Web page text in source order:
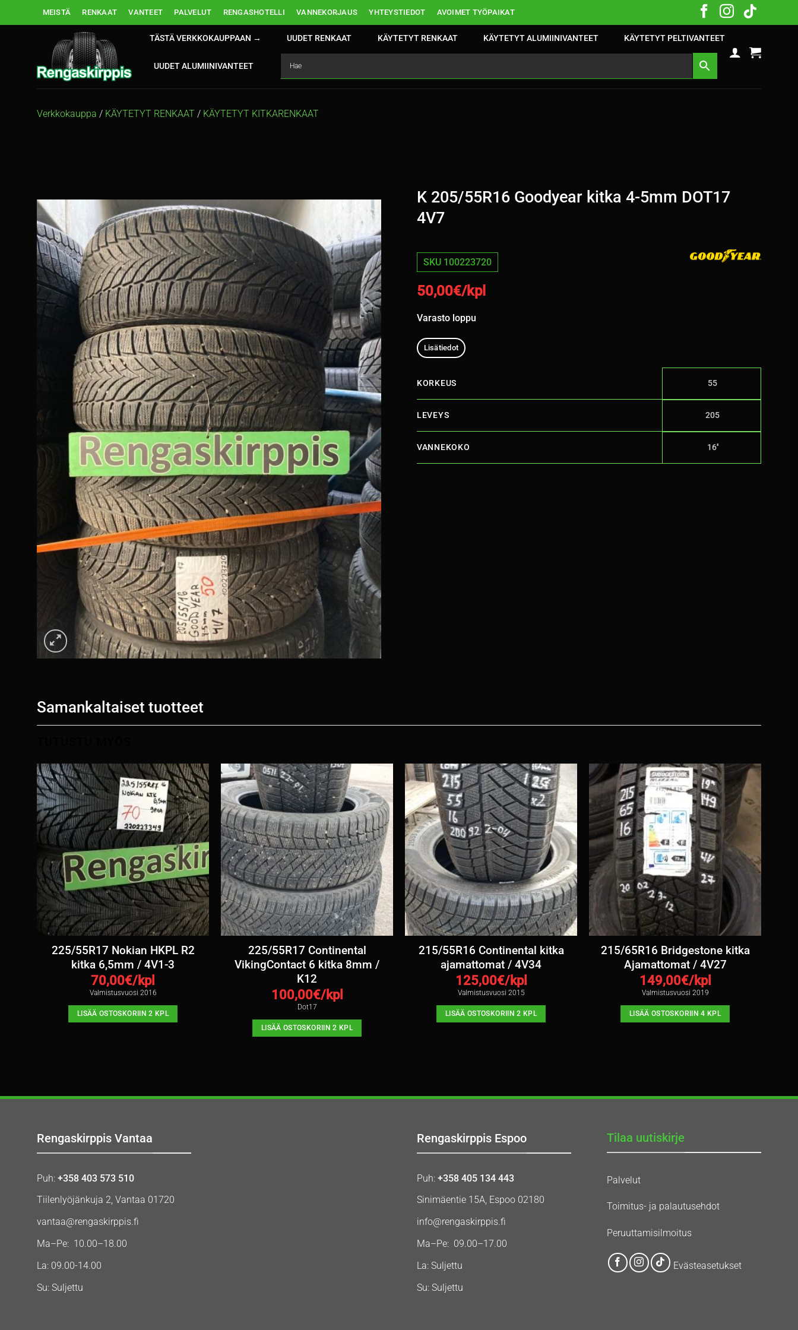
MEISTÄ RENKAAT VANTEET PALVELUT RENGASHOTELLI VANNEKORJAUS YHTEYSTIEDOT AVOIMET TYÖPAIKAT
TÄSTÄ VERKKOKAUPPAAN → UUDET RENKAAT KÄYTETYT RENKAAT KÄYTETYT ALUMIINIVANTEET KÄYTETYT PELTIVANTEET
UUDET ALUMIINIVANTEET
Verkkokauppa / KÄYTETYT RENKAAT / KÄYTETYT KITKARENKAAT
K 205/55R16 Goodyear kitka 4-5mm DOT17
4V7
SKU 100223720
50,00€/kpl
Varasto loppu
Lisätiedot
KORKEUS 55
LEVEYS 205
VANNEKOKO 16''
Samankaltaiset tuotteet
225/55R17 Nokian HKPL R2
kitka 6,5mm / 4V1-3
70,00€/kpl
Valmistusvuosi 2016
LISÄÄ OSTOSKORIIN 2 KPL
225/55R17 Continental
VikingContact 6 kitka 8mm /
K12
100,00€/kpl
Dot17
LISÄÄ OSTOSKORIIN 2 KPL
215/55R16 Continental kitka
ajamattomat / 4V34
125,00€/kpl
Valmistusvuosi 2015
LISÄÄ OSTOSKORIIN 2 KPL
215/65R16 Bridgestone kitka
Ajamattomat / 4V27
149,00€/kpl
Valmistusvuosi 2019
LISÄÄ OSTOSKORIIN 4 KPL
Rengaskirppis Vantaa
Puh: +358 403 573 510
Tiilenlyöjänkuja 2, Vantaa 01720
vantaa@rengaskirppis.fi
Ma–Pe: 10.00–18.00
La: 09.00-14.00
Su: Suljettu
Rengaskirppis Espoo
Puh: +358 405 134 443
Sinimäentie 15A, Espoo 02180
info@rengaskirppis.fi
Ma–Pe: 09.00–17.00
La: Suljettu
Su: Suljettu
Tilaa uutiskirje
Palvelut
Toimitus- ja palautusehdot
Peruuttamisilmoitus
Evästeasetukset